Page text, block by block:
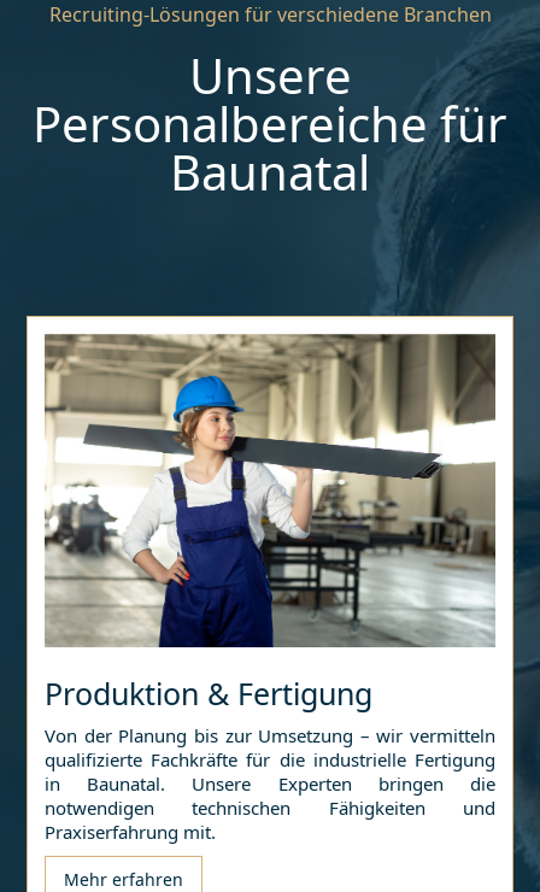
Recruiting-Lösungen für verschiedene Branchen
Unsere
Personalbereiche für
Baunatal
Produktion & Fertigung
Von der Planung bis zur Umsetzung – wir vermitteln
qualifizierte Fachkräfte für die industrielle Fertigung
in Baunatal. Unsere Experten bringen die
notwendigen technischen Fähigkeiten und
Praxiserfahrung mit.
Mehr erfahren